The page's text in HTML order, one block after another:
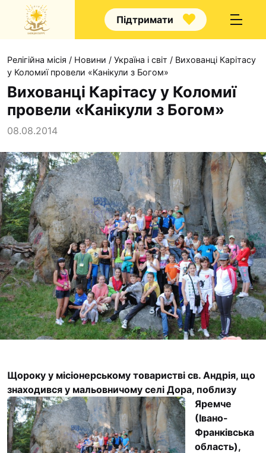
Підтримати
Про нас
Волонтерство
Наші напрямки
Наш покровитель
Контакти
Проекти
Футбольна команда
Кулінарний гурток
Іконописна школа
“Капеланчики”
одна родина
Чемпіонат з міні-
“КОПА”
Як допомогти
Релігійна місія / Новини / Україна і світ / Вихованці Карітасу
у Коломиї провели «Канікули з Богом»
Вихованці Карітасу у Коломиї
провели «Канікули з Богом»
08.08.2014
Щороку у місіонерському товаристві св. Андрія, що
знаходився у мальовничому селі Дора, поблизу
Яремче
(Івано-
Франківська
область),